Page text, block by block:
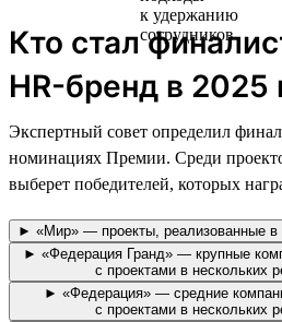
Кто стал
HR-бренд в 2025
Экспертный совет определил
номинациях Премии. Среди
выберет победителей, которых
► «Мир» — проекты, реализованные в
► «Федерация Гранд» — крупные
с проектами в нескольких
► «Федерация» — средние
с проектами в нескольких